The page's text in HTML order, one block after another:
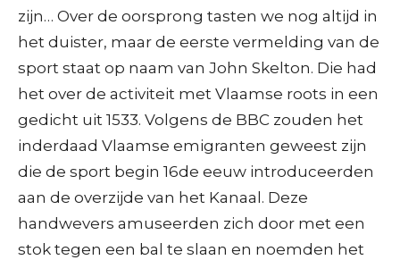
zijn… Over de oorsprong tasten we nog altijd in
het duister, maar de eerste vermelding van de
sport staat op naam van John Skelton. Die had
het over de activiteit met Vlaamse roots in een
gedicht uit 1533. Volgens de BBC zouden het
inderdaad Vlaamse emigranten geweest zijn
die de sport begin 16de eeuw introduceerden
aan de overzijde van het Kanaal. Deze
handwevers amuseerden zich door met een
stok tegen een bal te slaan en noemden het